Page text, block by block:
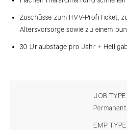
JOB TYPE
Permanent
EMP TYPE
Zuschüsse zum HVV-ProfiTicket,
Altersvorsorge sowie zu einem
30 Urlaubstage pro Jahr +